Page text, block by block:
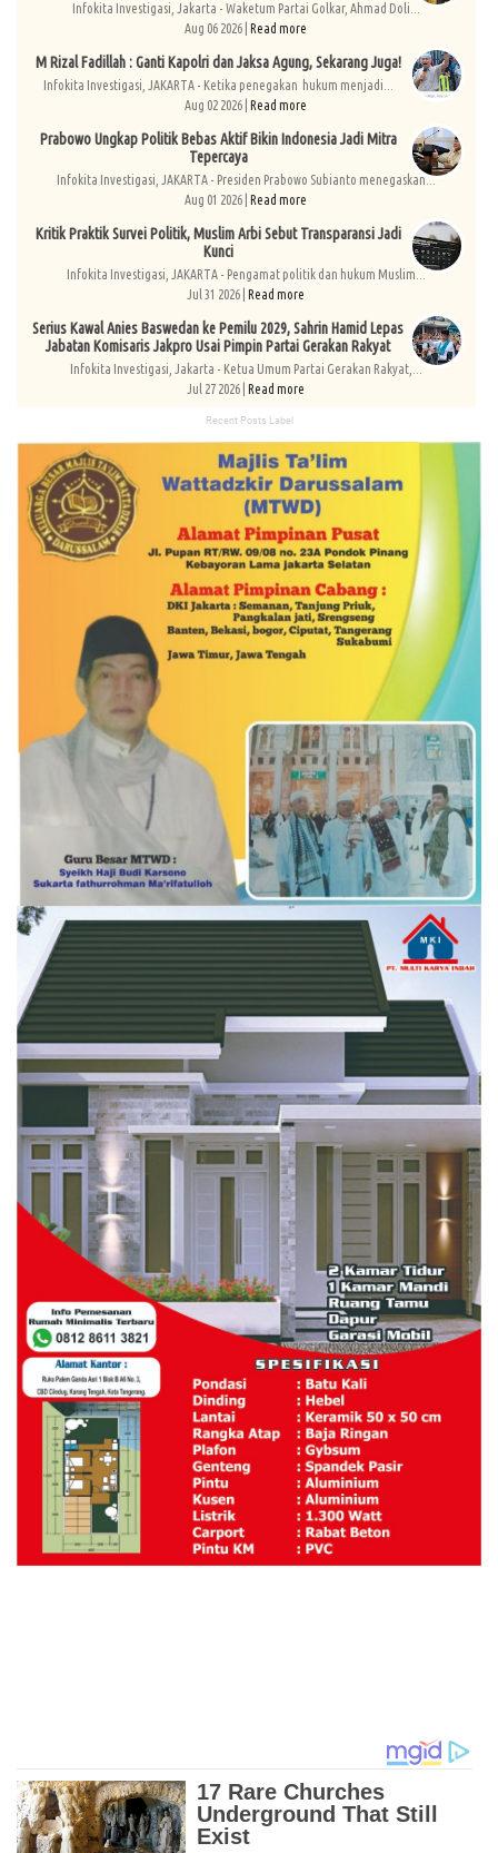
Infokita Investigasi, Jakarta - Waketum Partai Golkar, Ahmad Doli...
Aug 06 2026 | Read more
M Rizal Fadillah : Ganti Kapolri dan Jaksa Agung, Sekarang Juga!
Infokita Investigasi, JAKARTA - Ketika penegakan hukum menjadi...
Aug 02 2026 | Read more
Prabowo Ungkap Politik Bebas Aktif Bikin Indonesia Jadi Mitra
Tepercaya
Infokita Investigasi, JAKARTA - Presiden Prabowo Subianto menegaskan...
Aug 01 2026 | Read more
Kritik Praktik Survei Politik, Muslim Arbi Sebut Transparansi Jadi
Kunci
Infokita Investigasi, JAKARTA - Pengamat politik dan hukum Muslim...
Jul 31 2026 | Read more
Serius Kawal Anies Baswedan ke Pemilu 2029, Sahrin Hamid Lepas
Jabatan Komisaris Jakpro Usai Pimpin Partai Gerakan Rakyat
Infokita Investigasi, Jakarta - Ketua Umum Partai Gerakan Rakyat,...
Jul 27 2026 | Read more
Recent Posts Label